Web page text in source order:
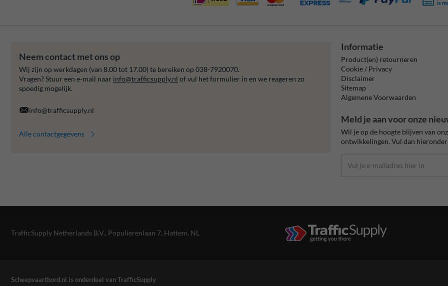
is
Neem contact met ons op
Wij zijn op werkdagen (van 8.00 tot 17.00) te bereiken op 038-7920070.
Vragen? Stuur een e-mail naar info@trafficsupply.nl of vul het formulier in en we reageren zo
spoedig mogelijk.
info@trafficsupply.nl
Alle contactgegevens
Informatie
Product(en) retourneren
Cookie / Privacy
Disclaimer
Sitemap
Algemene Voorwaarden
Meld je aan voor onze
Wil je op de hoogte blijven van
ontwikkelingen. Vul dan
TrafficSupply Netherlands B.V., Populierenlaan 7, Hattem, NL
Scheepvaartbord.nl is onderdeel van TrafficSupply